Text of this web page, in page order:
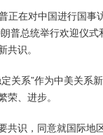
正在对中国进行国
普总统举行欢迎仪
识。
关系”作为中美关
、进步。
共识，同意就国际地